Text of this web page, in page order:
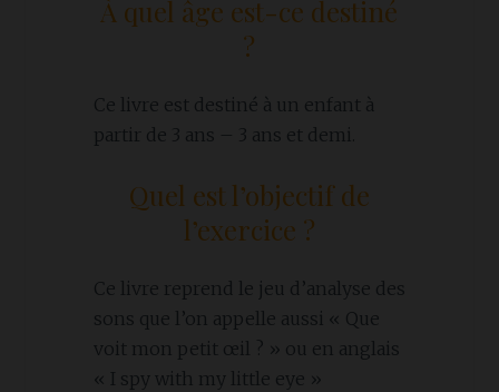
À quel âge est-ce destiné
?
Ce livre est destiné à un enfant à
partir de 3 ans – 3 ans et demi.
Quel est l’objectif de
l’exercice ?
Ce livre reprend le jeu d’analyse des
sons que l’on appelle aussi « Que
voit mon petit œil ? » ou en anglais
« I spy with my little eye »